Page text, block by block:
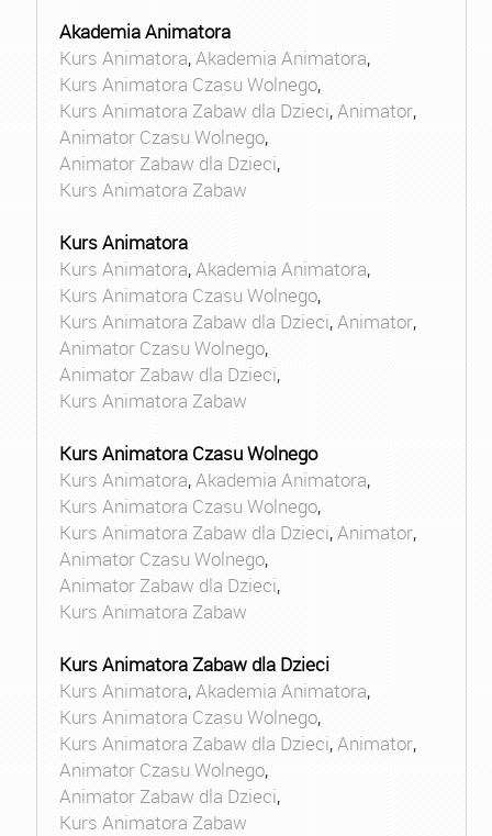
Akademia Animatora
Kurs Animatora,Akademia Animatora,
Kurs Animatora Czasu Wolnego,
Kurs Animatora Zabaw dla Dzieci,Animator,
Animator Czasu Wolnego,
Animator Zabaw dla Dzieci,
Kurs Animatora Zabaw
Kurs Animatora
Kurs Animatora,Akademia Animatora,
Kurs Animatora Czasu Wolnego,
Kurs Animatora Zabaw dla Dzieci,Animator,
Animator Czasu Wolnego,
Animator Zabaw dla Dzieci,
Kurs Animatora Zabaw
Kurs Animatora Czasu Wolnego
Kurs Animatora,Akademia Animatora,
Kurs Animatora Czasu Wolnego,
Kurs Animatora Zabaw dla Dzieci,Animator,
Animator Czasu Wolnego,
Animator Zabaw dla Dzieci,
Kurs Animatora Zabaw
Kurs Animatora Zabaw dla Dzieci
Kurs Animatora,Akademia Animatora,
Kurs Animatora Czasu Wolnego,
Kurs Animatora Zabaw dla Dzieci,Animator,
Animator Czasu Wolnego,
Animator Zabaw dla Dzieci,
Kurs Animatora Zabaw